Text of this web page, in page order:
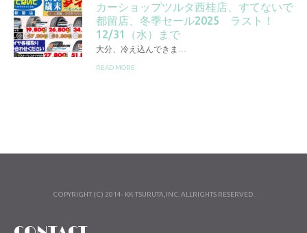
カーショップツルタ西桂店、すてないで
都留店、冬季セール2025 ラスト！
12/31（水）まで
大分、冷え込んできま…
READ MORE
COPYRIGHT (C) 2014- KK-TSURUTA,INC. ALLRIGHTS RESERVED.